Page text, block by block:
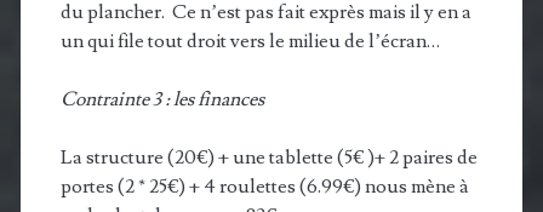
du plancher. Ce n’est pas fait exprès mais il y en a
un qui file tout droit vers le milieu de l’écran…
Contrainte 3 : les finances
La structure (20€) + une tablette (5€ )+ 2 paires de
portes (2 * 25€) + 4 roulettes (6.99€) nous mène à